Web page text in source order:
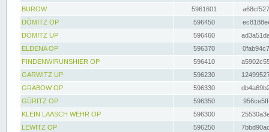
BUROW
5961601
DÖMITZ OP
596450
DÖMITZ UP
596460
ELDENA OP
596370
FINDENWIRUNSHIER OP
596410
GARWITZ UP
596230
GRABOW OP
596330
GÜRITZ OP
596350
KLEIN LAASCH WEHR OP
596300
LEWITZ OP
596250